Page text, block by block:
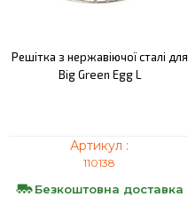
Решітка з нержавіючої сталі для
Big Green Egg L
Артикул :
110138
Безкоштовна доставка